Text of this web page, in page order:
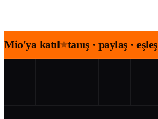
Mio'ya katıl★tanış · paylaş · eşleş